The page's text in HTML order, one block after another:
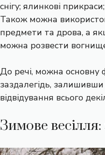
снігу; ялинкові
Також можна
предмети та дрова, а
можна розвести
До речі, можна основну
заздалегідь,
відвідування всього
Зимове весілля: